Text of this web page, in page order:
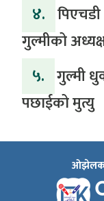
४.
गुल्मीको
५. गुल्मी
पछाईको मुत्यु
ओझेलका